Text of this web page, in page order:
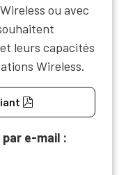
ou avec
leurs capacités
Wireless.
e-mail :